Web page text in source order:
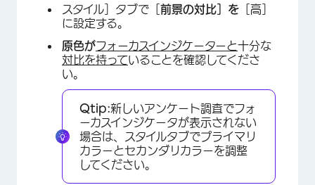
スタイル］タブで［ 前景の対比］を ［高］
に設定する。
原色がフォーカスインジケーターと十分な
対比を持っていることを確認してくださ
い。
Qtip:新しいアンケート調査でフォ
ーカスインジケータが表示されない
場合は、スタイルタブでプライマリ
カラーとセカンダリカラーを調整
してください。